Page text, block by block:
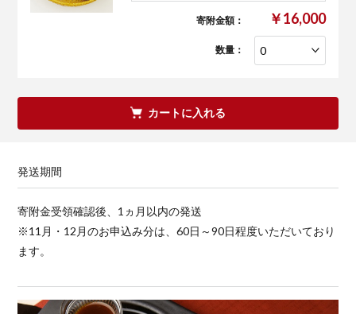
寄附金額： ￥16,000
数量：
カートに入れる
発送期間
寄附金受領確認後、1ヵ月以内の発送
※11月・12月のお申込み分は、60日～90日程度いただいており
ます。